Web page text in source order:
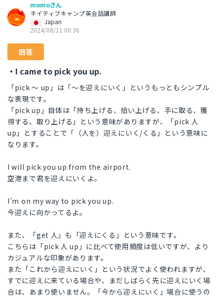
momoさん
ネイティブキャンプ英会話講師
Japan
2024/08/11 00:36
回答
・I came to pick you up.
「pick 〜 up」は「〜を迎えにいく」というもっともシンプル
な表現です。
「pick up」自体は「持ち上げる、拾い上げる、手に取る、獲
得する、取り上げる」という意味がありますが、「pick 人
up」とすることで「（人を）迎えにいく/くる」という意味に
なります。
I will pick you up from the airport.
空港まで君を迎えにいくよ。
I’m on my way to pick you up.
今迎えに向かってるよ。
また、「get 人」も「迎えにくる」という意味です。
こちらは「pick 人 up」に比べて使用頻度は低いですが、より
カジュアルな印象があります。
また「これから迎えにいく」という状況でよく使われますが、
すでに迎えに来ている場合や、まだしばらく先に迎えにいく場
合は、あまり使いません。「今から迎えにいく」場合に使うの